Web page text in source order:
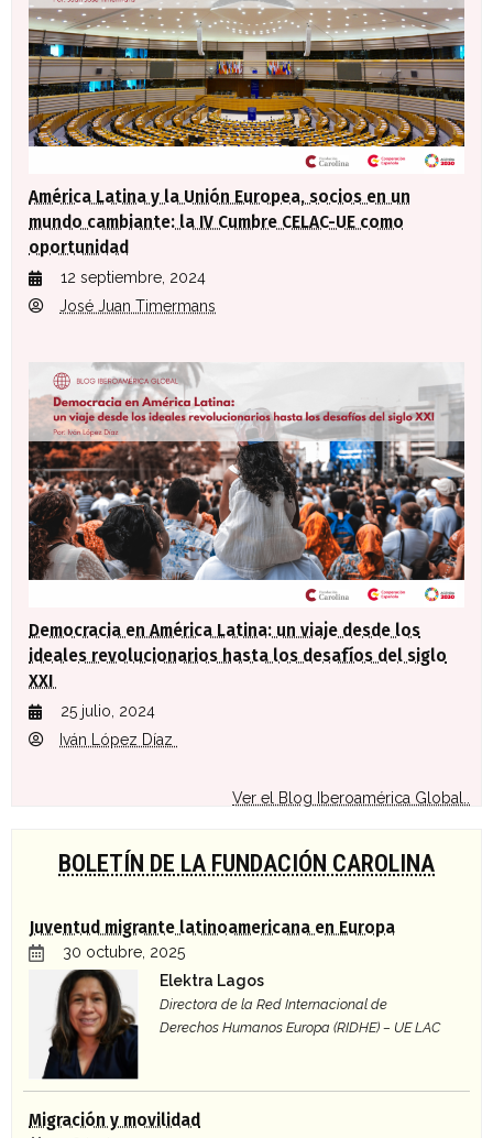
América Latina y la Unión Europea, socios en un
mundo cambiante: la IV Cumbre CELAC-UE como
oportunidad
12 septiembre, 2024
José Juan Timermans
Democracia en América Latina: un viaje desde los
ideales revolucionarios hasta los desafíos del siglo
XXI
25 julio, 2024
Iván López Díaz
Ver el Blog Iberoamérica Global..
BOLETÍN DE LA FUNDACIÓN CAROLINA
Juventud migrante latinoamericana en Europa
30 octubre, 2025
Elektra Lagos
Directora de la Red Internacional de
Derechos Humanos Europa (RIDHE) – UE LAC
Migración y movilidad